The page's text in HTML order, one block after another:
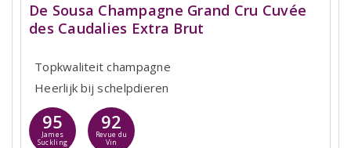
De Sousa Champagne Grand Cru Cuvée
des Caudalies Extra Brut
Topkwaliteit champagne
Heerlijk bij schelpdieren
95
James
Suckling
92
Revue du
Vin